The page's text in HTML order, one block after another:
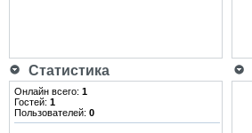
Статистика
Онлайн всего: 1
Гостей: 1
Пользователей: 0